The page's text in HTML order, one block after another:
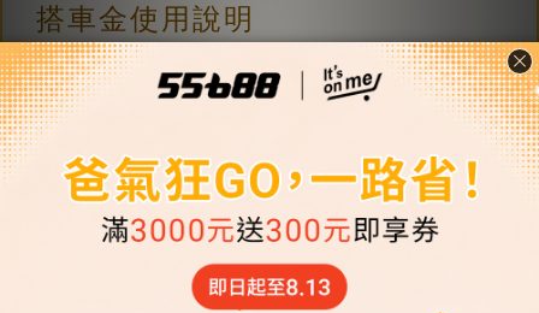
搭車金使用說明
一、搭車金匯入：下訂單時請輸入【指定匯入門
號】，付款完後>搭車金自動匯入指定門號APP中。
二、更改匯入門號：
可於下單時輸入新的【指定匯
入門號】
三、搭車金不開立發票： 搭車金屬於交通票券，不
開立發票，如需開立購買證明，請在付款時於「訂